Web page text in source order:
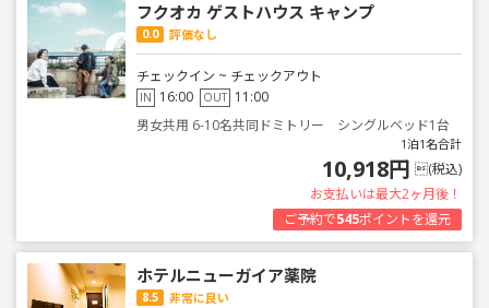
フクオカ ゲストハウス キャンプ
0.0 評価なし
チェックイン ~ チェックアウト
IN 16:00 OUT 11:00
男女共用 6-10名共同ドミトリー シングルベッド1台
1泊1名合計
10,918円 (税込)
お支払いは最大2ヶ月後！
ご予約で545ポイントを還元
ホテルニューガイア薬院
8.5 非常に良い